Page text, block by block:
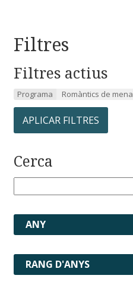
Filtres
Filtres actius
Programa Romàntics de mena
APLICAR FILTRES
Cerca
ANY
RANG D'ANYS